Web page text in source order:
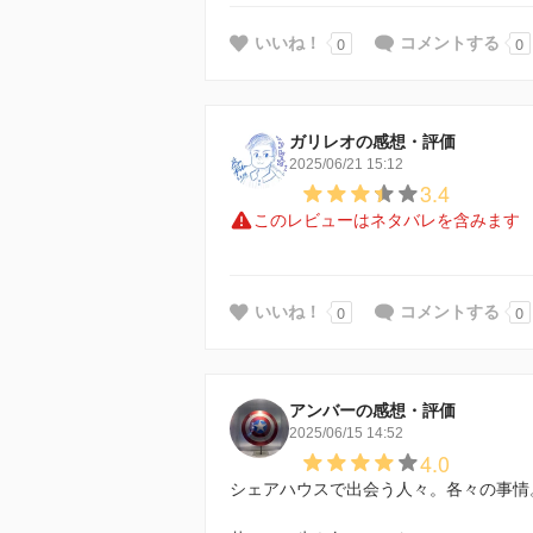
いいね！ 0 コメントする 0
ガリレオの感想・評価
2025/06/21 15:12
3.4
このレビューはネタバレを含みます
いいね！ 0 コメントする 0
アンバーの感想・評価
2025/06/15 14:52
4.0
シェアハウスで出会う人々。各々の事情